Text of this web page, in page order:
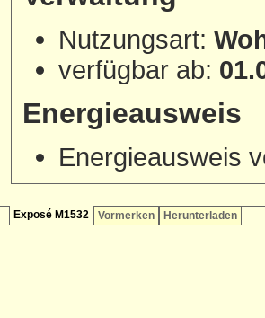
Nutzungsart:
verfügbar ab:
Energieausweis
Energieausweis
Exposé M1532 Vormerken Herunterladen